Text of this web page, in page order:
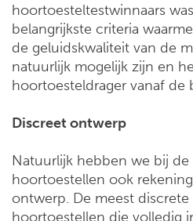
hoortoesteltestwinnaars
belangrijkste criteria
de geluidskwaliteit van de
natuurlijk mogelijk zijn en
hoortoesteldrager vanaf de
Discreet ontwerp
Natuurlijk hebben we bij de
hoortoestellen ook
ontwerp. De meest
hoortoestellen die volledig